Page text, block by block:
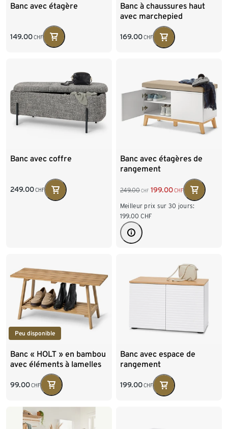
Banc avec étagère
149.00CHF
Banc à chaussures haut
avec marchepied
rabattable
169.00CHF
Banc avec coffre
249.00CHF
Banc avec étagères de
rangement
249.00 CHF 199.00CHF
Meilleur prix sur 30 jours:
199.00 CHF
Peu disponible
Banc « HOLT » en bambou
avec éléments à lamelles
99.00CHF
Banc avec espace de
rangement
199.00CHF